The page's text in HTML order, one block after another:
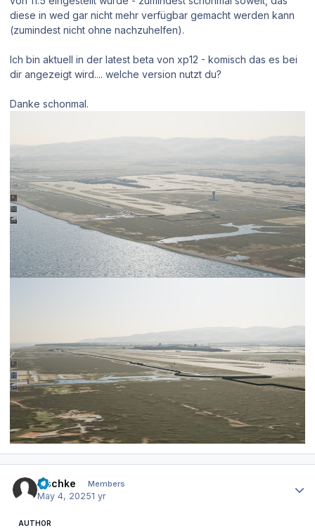
diese in wed gar nicht mehr verfügbar gemacht werden kann
(zumindest nicht ohne nachzuhelfen).
Ich bin aktuell in der latest beta von xp12 - komisch das es bei
dir angezeigt wird.... welche version nutzt du?
Danke schonmal.
zischke Members
May 4, 20251 yr
AUTHOR